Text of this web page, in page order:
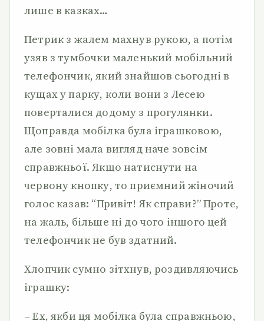
лише в казках…
Петрик з жалем махнув рукою, а потім
узяв з тумбочки маленький мобільний
телефончик, який знайшов сьогодні в
кущах у парку, коли вони з Лесею
поверталися додому з прогулянки.
Щоправда мобілка була іграшковою,
але зовні мала вигляд наче зовсім
справжньої. Якщо натиснути на
червону кнопку, то приємний жіночий
голос казав: “Привіт! Як справи?” Проте,
на жаль, більше ні до чого іншого цей
телефончик не був здатний.
Хлопчик сумно зітхнув, роздивляючись
іграшку:
– Ех, якби ця мобілка була справжньою,